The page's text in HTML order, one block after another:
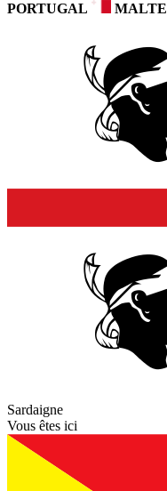
PORTUGAL
MALTE
Sardaigne
Vous êtes ici